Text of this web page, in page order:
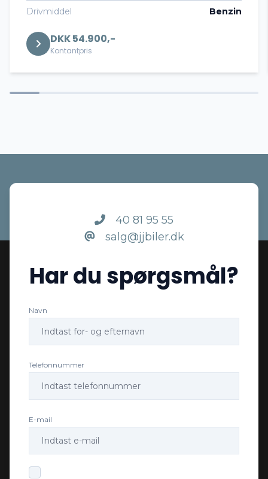
Isofix
Kørecomputer
Sædevarme
Tågelygter
USB tilslutning
Drivmiddel Benzin
DKK 54.900,-
Kontantpris
40 81 95 55
salg@jjbiler.dk
Har du spørgsmål?
Navn
Telefonnummer
E-mail